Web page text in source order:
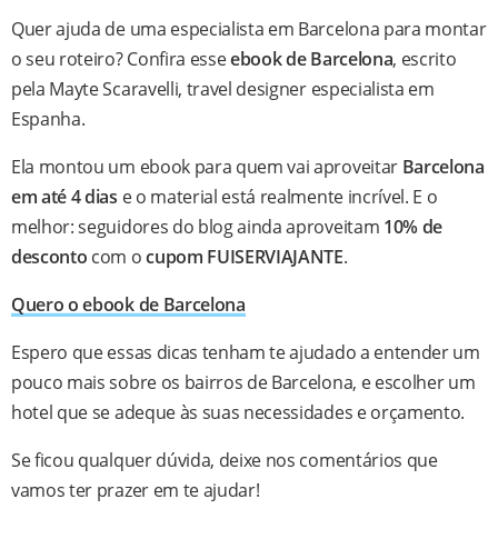
Quer ajuda de uma especialista em Barcelona para montar
o seu roteiro? Confira esseebook de Barcelona, escrito
pela Mayte Scaravelli, travel designer especialista em
Espanha.
Ela montou um ebook para quem vai aproveitar Barcelona
em até 4 dias e o material está realmente incrível. E o
melhor: seguidores do blog ainda aproveitam 10% de
desconto com ocupom FUISERVIAJANTE.
Quero o ebook de Barcelona
Espero que essas dicas tenham te ajudado a entender um
pouco mais sobre os bairros de Barcelona, e escolher um
hotel que se adeque às suas necessidades e orçamento.
Se ficou qualquer dúvida, deixe nos comentários que
vamos ter prazer em te ajudar!